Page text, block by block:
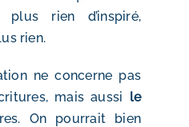
plus rien d’inspiré,
rien.
ne concerne pas
mais aussi le
On pourrait bien